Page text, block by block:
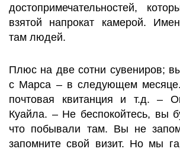
достопримечательностей,
взятой напрокат камерой.
там людей.
Плюс на две сотни сувениров;
с Марса – в следующем
почтовая квитанция и т.д. –
Куайла. – Не беспокойтесь, вы
что побывали там. Вы не
запомните свой визит. Но мы